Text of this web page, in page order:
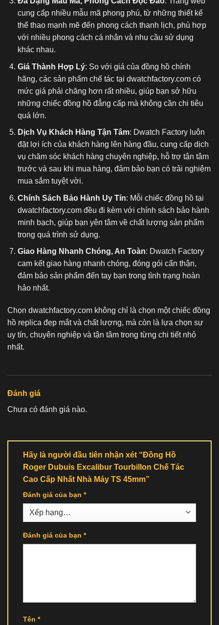
cung cấp nhiều mẫu mã phong phú, từ những thiết kế
thể thao mạnh mẽ đến phong cách thanh lịch, phù hợp
với nhiều phong cách cá nhân và nhu cầu sử dụng
khác nhau.
Giá Thành Hợp Lý: So với giá của đồng hồ chính
hãng, các sản phẩm chế tác tại dwatchfactory.com có
mức giá phải chăng hơn rất nhiều, giúp bạn sở hữu
những chiếc đồng hồ đẳng cấp mà không cần chi tiêu
quá lớn.
Dịch Vụ Khách Hàng Tận Tâm: Dwatch Factory luôn
đặt lợi ích của khách hàng lên hàng đầu, cung cấp dịch
vụ chăm sóc khách hàng chuyên nghiệp, hỗ trợ tận tâm
trước và sau khi mua hàng, đảm bảo bạn có trải nghiệm
mua sắm tuyệt vời.
Chính Sách Bảo Hành Uy Tín: Mỗi chiếc đồng hồ tại
dwatchfactory.com đều đi kèm với chính sách bảo hành
minh bạch, giúp bạn yên tâm về chất lượng sản phẩm
trong quá trình sử dụng.
Giao Hàng Nhanh Chóng, An Toàn: Dwatch Factory
cam kết giao hàng nhanh chóng, đóng gói cẩn thận,
đảm bảo sản phẩm đến tay bạn trong tình trạng hoàn
hảo nhất.
Chọn dwatchfactory.com không chỉ là chọn một chiếc đồng
hồ replica đẹp mắt và chất lượng, mà còn là lựa chọn sự
uy tín, chuyên nghiệp và tận tâm trong từng chi tiết nhỏ
nhất.
Đánh giá
Chưa có đánh giá nào.
Hãy là người đầu tiên nhận xét “Đồng Hồ
Roger Dubuis Excalibur Tourbillon Chế Tác
Cao Cấp Nhất Nhà Máy TS 45mm”
Đánh giá của bạn *
Đánh giá của bạn *
Tên *